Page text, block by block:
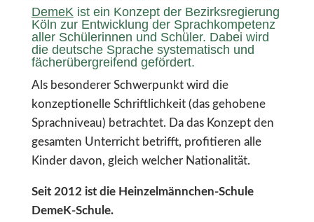
DemeKist ein Konzept der Bezirksregierung
Köln zur Entwicklung der Sprachkompetenz
aller Schülerinnen und Schüler. Dabei wird
die deutsche Sprache systematisch und
fächerübergreifend gefördert.
Als besonderer Schwerpunkt wird die
konzeptionelle Schriftlichkeit (das gehobene
Sprachniveau) betrachtet. Da das Konzept den
gesamten Unterricht betrifft, profitieren alle
Kinder davon, gleich welcher Nationalität.
Seit 2012 ist die Heinzelmännchen-Schule
DemeK-Schule.